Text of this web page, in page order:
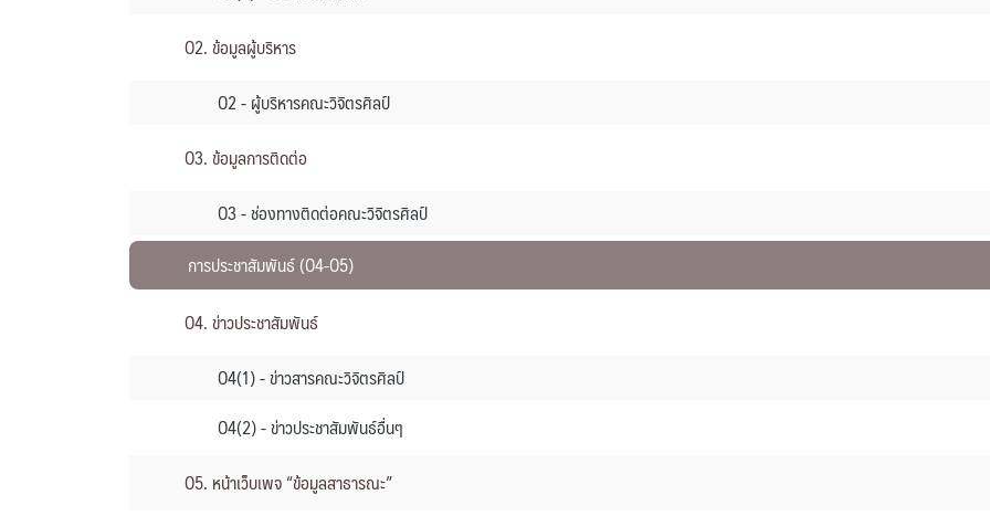
O2. ข้อมูลผู้บริหาร
O2 - ผู้บริหารคณะวิจิตรศิลป์
O3. ข้อมูลการติดต่อ
O3 - ช่องทางติดต่อคณะวิจิตรศิลป์
การประชาสัมพันธ์ (O4-O5)
O4. ข่าวประชาสัมพันธ์
O4(1) - ข่าวสารคณะวิจิตรศิลป์
O4(2) - ข่าวประชาสัมพันธ์อื่นๆ
O5. หน้าเว็บเพจ “ข้อมูลสาธารณะ”